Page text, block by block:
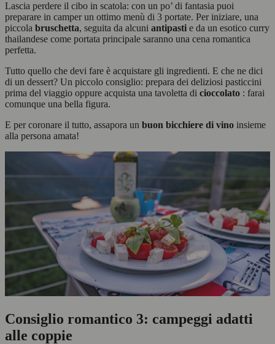
Lascia perdere il cibo in scatola: con un po’ di fantasia puoi
preparare in camper un ottimo menù di 3 portate. Per iniziare, una
piccola bruschetta, seguita da alcuni antipasti e da un esotico curry
thailandese come portata principale saranno una cena romantica
perfetta.
Tutto quello che devi fare è acquistare gli ingredienti. E che ne dici
di un dessert? Un piccolo consiglio: prepara dei deliziosi pasticcini
prima del viaggio oppure acquista una tavoletta di cioccolato : farai
comunque una bella figura.
E per coronare il tutto, assapora un buon bicchiere di vino insieme
alla persona amata!
Consiglio romantico 3: campeggi adatti
alle coppie